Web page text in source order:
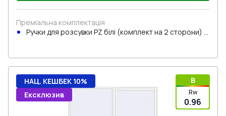
Преміальна комплектація
Ручки для розсувки PZ білі (комплект на 2 сторони) з
B
Rw
0.96
НАЦ. КЕШБЕК 10%
Ексклюзив